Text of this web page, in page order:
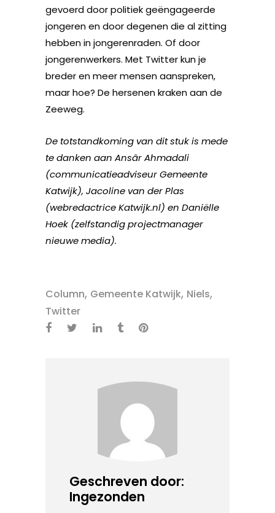
gevoerd door politiek geëngageerde
jongeren en door degenen die al zitting
hebben in jongerenraden. Of door
jongerenwerkers. Met Twitter kun je
breder en meer mensen aanspreken,
maar hoe? De hersenen kraken aan de
Zeeweg.
De totstandkoming van dit stuk is mede
te danken aan Ansâr Ahmadali
(communicatieadviseur Gemeente
Katwijk), Jacoline van der Plas
(webredactrice Katwijk.nl) en Daniëlle
Hoek (zelfstandig projectmanager
nieuwe media).
Column, Gemeente Katwijk, Niels,
Twitter
Geschreven door:
Ingezonden